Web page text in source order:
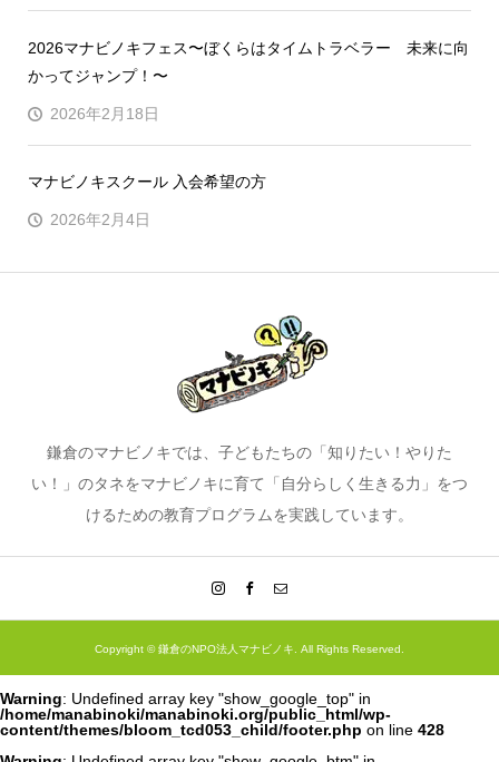
2026マナビノキフェス〜ぼくらはタイムトラベラー 未来に向
かってジャンプ！〜
2026年2月18日
マナビノキスクール 入会希望の方
2026年2月4日
鎌倉のマナビノキでは、子どもたちの「知りたい！やりた
い！」のタネをマナビノキに育て「自分らしく生きる力」をつ
けるための教育プログラムを実践しています。
Copyright ©鎌倉のNPO法人マナビノキ. All Rights Reserved.
Warning: Undefined array key "show_google_top" in
/home/manabinoki/manabinoki.org/public_html/wp-
content/themes/bloom_tcd053_child/footer.php on line 428